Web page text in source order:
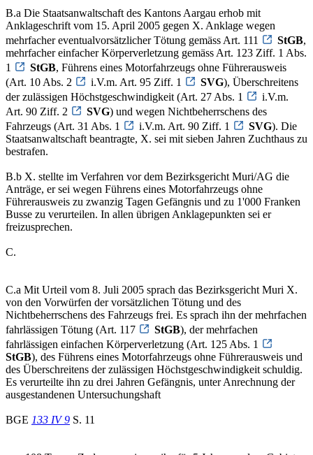
B.a Die Staatsanwaltschaft des Kantons Aargau erhob mit
Anklageschrift vom 15. April 2005 gegen X. Anklage wegen
mehrfacher eventualvorsätzlicher Tötung gemäss Art. 111
StGB,
mehrfacher einfacher Körperverletzung gemäss Art. 123 Ziff. 1 Abs.
1
StGB, Führens eines Motorfahrzeugs ohne Führerausweis
(Art. 10 Abs. 2
i.V.m. Art. 95 Ziff. 1 SVG), Überschreitens
der zulässigen Höchstgeschwindigkeit (Art. 27 Abs. 1
i.V.m.
Art. 90 Ziff. 2
SVG) und wegen Nichtbeherrschens des
Fahrzeugs (Art. 31 Abs. 1
i.V.m. Art. 90 Ziff. 1 SVG). Die
Staatsanwaltschaft beantragte, X. sei mit sieben Jahren Zuchthaus zu
bestrafen.
B.b X. stellte im Verfahren vor dem Bezirksgericht Muri/AG die
Anträge, er sei wegen Führens eines Motorfahrzeugs ohne
Führerausweis zu zwanzig Tagen Gefängnis und zu 1'000 Franken
Busse zu verurteilen. In allen übrigen Anklagepunkten sei er
freizusprechen.
C.
C.a Mit Urteil vom 8. Juli 2005 sprach das Bezirksgericht Muri X.
von den Vorwürfen der vorsätzlichen Tötung und des
Nichtbeherrschens des Fahrzeugs frei. Es sprach ihn der mehrfachen
fahrlässigen Tötung (Art. 117
StGB), der mehrfachen
fahrlässigen einfachen Körperverletzung (Art. 125 Abs. 1
StGB), des Führens eines Motorfahrzeugs ohne Führerausweis und
des Überschreitens der zulässigen Höchstgeschwindigkeit schuldig.
Es verurteilte ihn zu drei Jahren Gefängnis, unter Anrechnung der
ausgestandenen Untersuchungshaft
BGE 133 IV 9 S. 11